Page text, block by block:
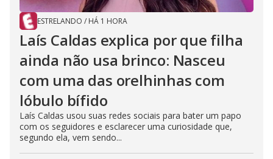
ESTRELANDO / HÁ 1 HORA
Laís Caldas explica por que filha
ainda não usa brinco: Nasceu
com uma das orelhinhas com
lóbulo bífido
Laís Caldas usou suas redes sociais para bater um papo
com os seguidores e esclarecer uma curiosidade que,
segundo ela, vem sendo...